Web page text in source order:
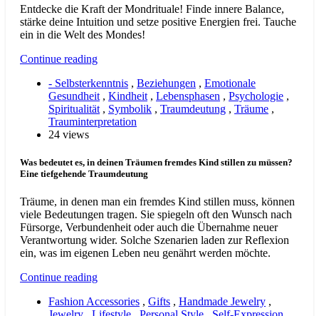
Entdecke die Kraft der Mondrituale! Finde innere Balance,
stärke deine Intuition und setze positive Energien frei. Tauche
ein in die Welt des Mondes!
Continue reading
- Selbsterkenntnis , Beziehungen , Emotionale
Gesundheit , Kindheit , Lebensphasen , Psychologie ,
Spiritualität , Symbolik , Traumdeutung , Träume ,
Trauminterpretation
24 views
Was bedeutet es, in deinen Träumen fremdes Kind stillen zu müssen?
Eine tiefgehende Traumdeutung
Träume, in denen man ein fremdes Kind stillen muss, können
viele Bedeutungen tragen. Sie spiegeln oft den Wunsch nach
Fürsorge, Verbundenheit oder auch die Übernahme neuer
Verantwortung wider. Solche Szenarien laden zur Reflexion
ein, was im eigenen Leben neu genährt werden möchte.
Continue reading
Fashion Accessories , Gifts , Handmade Jewelry ,